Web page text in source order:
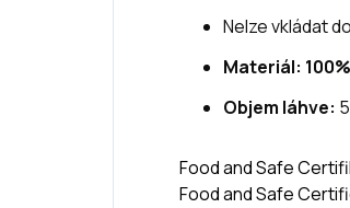
Nelze vkládat
Materiál:
Objem láhve:
Food and Safe
Food and Safe